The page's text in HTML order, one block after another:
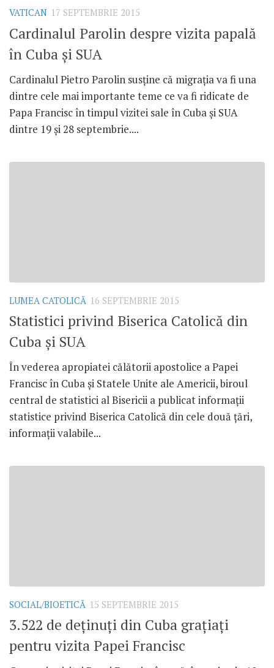
VATICAN 17 SEPTEMBRIE 2015
Cardinalul Parolin despre vizita papală
în Cuba și SUA
Cardinalul Pietro Parolin susține că migrația va fi una
dintre cele mai importante teme ce va fi ridicate de
Papa Francisc în timpul vizitei sale în Cuba și SUA
dintre 19 și 28 septembrie....
LUMEA CATOLICĂ 16 SEPTEMBRIE 2015
Statistici privind Biserica Catolică din
Cuba și SUA
În vederea apropiatei călătorii apostolice a Papei
Francisc în Cuba și Statele Unite ale Americii, biroul
central de statistici al Bisericii a publicat informații
statistice privind Biserica Catolică din cele două țări,
informații valabile...
SOCIAL/BIOETICĂ 15 SEPTEMBRIE 2015
3.522 de deținuți din Cuba grațiați
pentru vizita Papei Francisc